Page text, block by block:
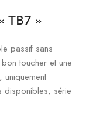
TB7 »
passif sans
toucher et une
disponibles, série